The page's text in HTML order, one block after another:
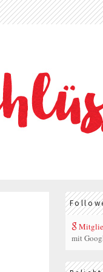
mit